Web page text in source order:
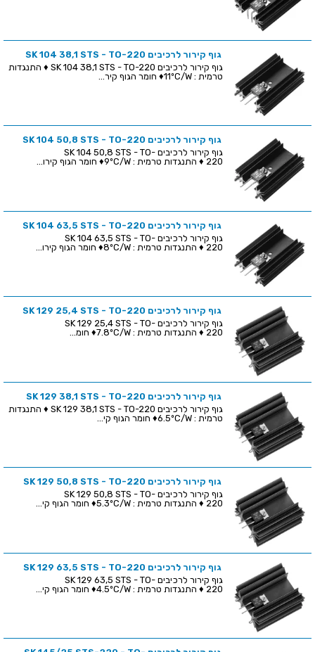
גוף קירור לרכיבים SK 104 38,1 STS - TO-220
גוף קירור לרכיבים SK 104 38,1 STS - TO-220 ♦ התנגדות
טרמית : 11ºC/W♦ חומר הגוף קיר...
גוף קירור לרכיבים SK 104 50,8 STS - TO-220
גוף קירור לרכיבים SK 104 50,8 STS - TO-
220 ♦ התנגדות טרמית : 9ºC/W♦ חומר הגוף קירו...
גוף קירור לרכיבים SK 104 63,5 STS - TO-220
גוף קירור לרכיבים SK 104 63,5 STS - TO-
220 ♦ התנגדות טרמית : 8ºC/W♦ חומר הגוף קירו...
גוף קירור לרכיבים SK 129 25,4 STS - TO-220
גוף קירור לרכיבים SK 129 25,4 STS - TO-
220 ♦ התנגדות טרמית : 7.8ºC/W♦ חומ...
גוף קירור לרכיבים SK 129 38,1 STS - TO-220
גוף קירור לרכיבים SK 129 38,1 STS - TO-220 ♦ התנגדות
טרמית : 6.5ºC/W♦ חומר הגוף קי...
גוף קירור לרכיבים SK 129 50,8 STS - TO-220
גוף קירור לרכיבים SK 129 50,8 STS - TO-
220 ♦ התנגדות טרמית : 5.3ºC/W♦ חומר הגוף קי...
גוף קירור לרכיבים SK 129 63,5 STS - TO-220
גוף קירור לרכיבים SK 129 63,5 STS - TO-
220 ♦ התנגדות טרמית : 4.5ºC/W♦ חומר הגוף קי...